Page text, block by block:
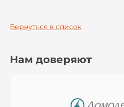
Вернуться в список
Нам доверяют